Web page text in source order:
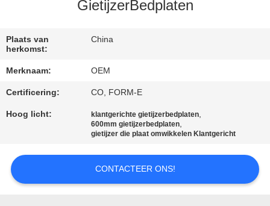
VERZOEK
OM EEN
SITEMAP
GietijzerBedplaten
Plaats van
herkomst:
China
Merknaam: OEM
Certificering: CO, FORM-E
Hoog licht: klantgerichte gietijzerbedplaten,
600mm gietijzerbedplaten,
gietijzer die plaat omwikkelen Klantgericht
CONTACTEER ONS!